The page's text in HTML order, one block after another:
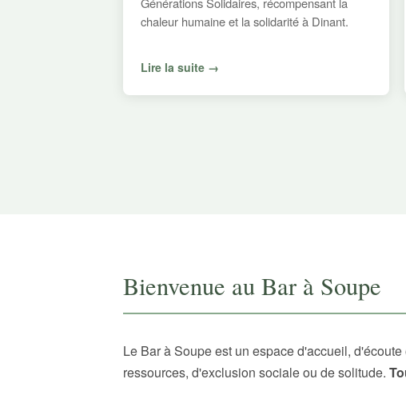
chaleur humaine et la solidarité à Dinant.
Lire la suite →
Bienvenue au Bar à Soupe
Le Bar à Soupe est un espace d'accueil,
ressources, d'exclusion sociale ou de solitude.